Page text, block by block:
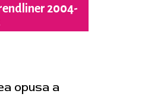
2004-
opusa a